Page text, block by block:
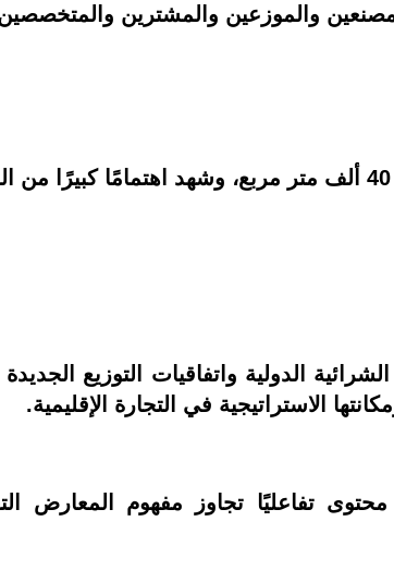
والموزعين والمشترين
الدولية واتفاقيات التوزيع
الاستراتيجية في التجارة الإقليمية.